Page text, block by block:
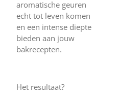
aromatische geuren
echt tot leven komen
en een intense diepte
bieden aan jouw
bakrecepten.
Het resultaat?